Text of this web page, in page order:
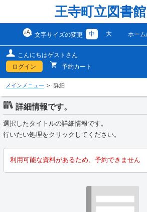
王寺町立図書館
文字サイズの変更 中 大 ホー
こんにちはゲストさん
ログイン
予約カート
メインメニュー 詳細
詳細情報です。
選択したタイトルの詳細情報です。
行いたい処理をクリックしてください。
利用可能な資料があるため、予約できません